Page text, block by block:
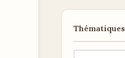
Thématiques